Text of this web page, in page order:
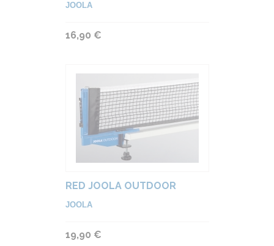
JOOLA
16,90 €
RED JOOLA OUTDOOR
JOOLA
19,90 €